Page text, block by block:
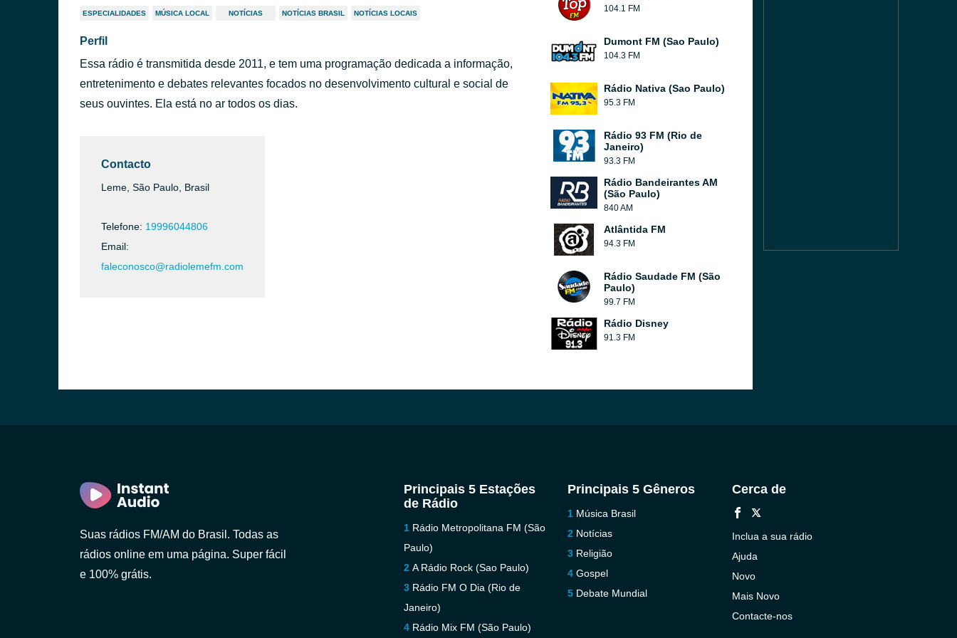
ESPECIALIDADES MÚSICA LOCAL NOTÍCIAS NOTÍCIAS BRASIL NOTÍCIAS LOCAIS
Perfil
Essa rádio é transmitida desde 2011, e tem uma programação dedicada a informação,
entretenimento e debates relevantes focados no desenvolvimento cultural e social de
seus ouvintes. Ela está no ar todos os dias.
Contacto
Leme, São Paulo, Brasil
Telefone: 19996044806
Email:
faleconosco@radiolemefm.com
104.1 FM
Dumont FM (Sao Paulo)
104.3 FM
Rádio Nativa (Sao Paulo)
95.3 FM
Rádio 93 FM (Rio de
Janeiro)
93.3 FM
Rádio Bandeirantes AM
(São Paulo)
840 AM
Atlântida FM
94.3 FM
Rádio Saudade FM (São
Paulo)
99.7 FM
Rádio Disney
91.3 FM
Suas rádios FM/AM do Brasil. Todas as
rádios online em uma página. Super fácil
e 100% grátis.
Principais 5 Estações
de Rádio
Rádio Metropolitana FM (São
Paulo)
A Rádio Rock (Sao Paulo)
Rádio FM O Dia (Rio de
Janeiro)
Rádio Mix FM (São Paulo)
Principais 5 Gêneros
Música Brasil
Notícias
Religião
Gospel
Debate Mundial
Cerca de
Inclua a sua rádio
Ajuda
Novo
Mais Novo
Contacte-nos